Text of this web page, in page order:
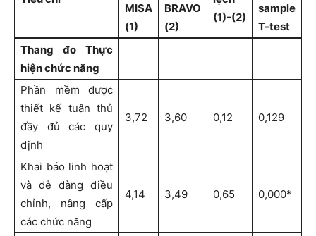
MISA
(1)
BRAVO
(2)
(1)-(2)
sample
T-test
Thang đo Thực
hiện chức năng
Phần mềm được
thiết kế tuân thủ
đầy đủ các quy
định
3,72 3,60 0,12 0,129
Khai báo linh hoạt
và dễ dàng điều
chỉnh, nâng cấp
các chức năng
4,14 3,49 0,65 0,000*